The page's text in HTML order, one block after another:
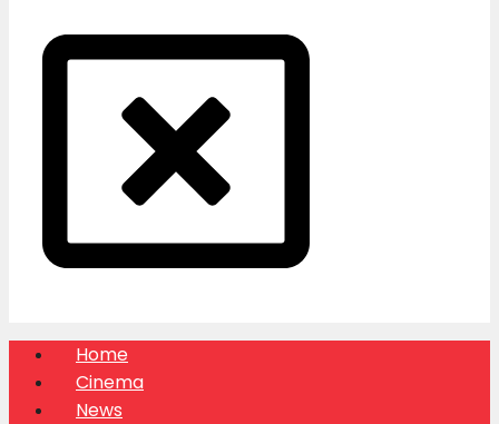
Home
Cinema
News